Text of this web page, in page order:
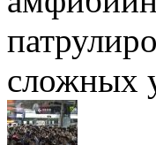
сложных